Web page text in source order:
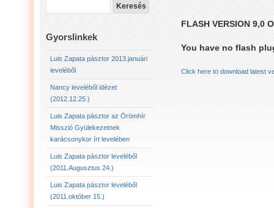
LUIS ZAPATA PÁSZTOR LEVELÉBŐL, A
LUIS ZAPATA PÁSZTOR LEVELÉBŐL
LUIS ZAPATA PÁSZTOR LEVELÉBŐL
LUIS ZAPATA PÁSZTOR AZ ÖRÖMHÍR MISSZIÓ
2012.12.25. NANCY LEVELÉBŐL IDÉZET:
Gyorslinkek
Luis Zapata pásztor 2013.januári
leveléből
Nancy leveléből idézet
(2012.12.25.)
Luis Zapata pásztor az Örömhír
Misszió Gyülekezetnek
karácsonykor írt levelében
Luis Zapata pásztor leveléből
(2011.Augusztus 24.)
Luis Zapata pásztor leveléből
(2011.október 15.)
FLASH VERSION 9,0
You have no flash
Click here to download latest